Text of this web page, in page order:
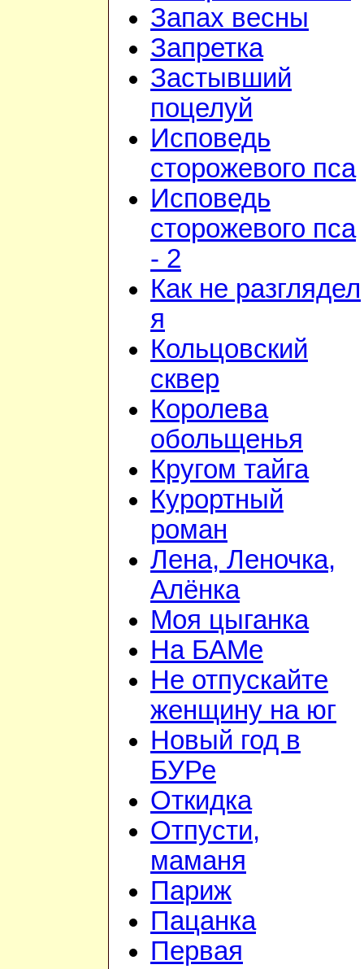
Запах весны
Запретка
Застывший
поцелуй
Исповедь
сторожевого пса
Исповедь
сторожевого пса
- 2
Как не разглядел
я
Кольцовский
сквер
Королева
обольщенья
Кругом тайга
Курортный
роман
Лена, Леночка,
Алёнка
Моя цыганка
На БАМе
Не отпускайте
женщину на юг
Новый год в
БУРе
Откидка
Отпусти,
маманя
Париж
Пацанка
Первая